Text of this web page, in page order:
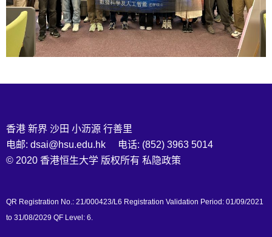
香港 新界 沙田 小沥源 行善里
电邮: dsai@hsu.edu.hk 电话: (852) 3963 5014
© 2020 香港恒生大学 版权所有 私隐政策
QR Registration No.: 21/000423/L6 Registration Validation Period: 01/09/2021
to 31/08/2029 QF Level: 6.